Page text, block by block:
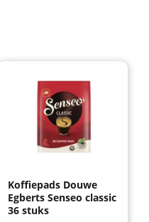
Koffiepads Douwe
Egberts Senseo classic
36 stuks